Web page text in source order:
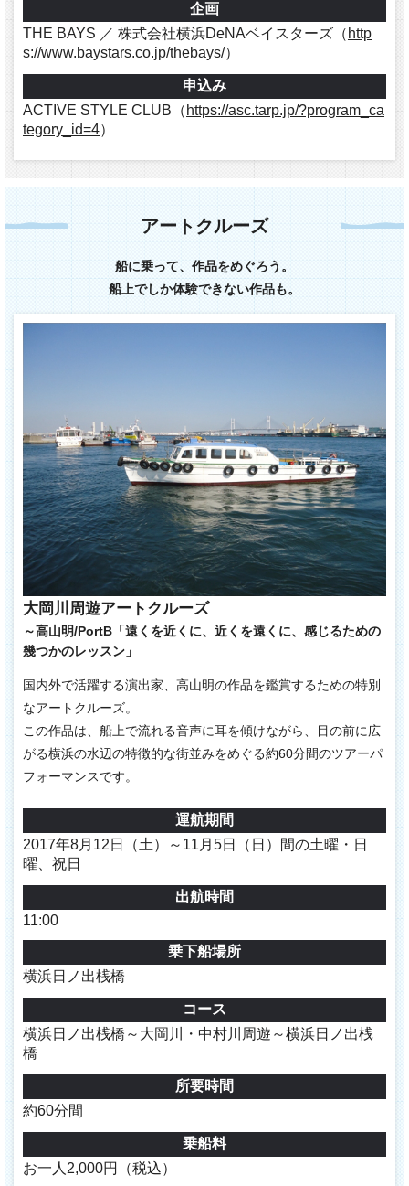
企画
THE BAYS ／ 株式会社横浜DeNAベイスターズ（ http
s://www.baystars.co.jp/thebays/）
申込み
ACTIVE STYLE CLUB（ https://asc.tarp.jp/?program_ca
tegory_id=4）
アートクルーズ
船に乗って、作品をめぐろう。
船上でしか体験できない作品も。
大岡川周遊アートクルーズ
～高山明/PortB「遠くを近くに、近くを遠くに、感じるための
幾つかのレッスン」
国内外で活躍する演出家、高山明の作品を鑑賞するための特別
なアートクルーズ。
この作品は、船上で流れる音声に耳を傾けながら、目の前に広
がる横浜の水辺の特徴的な街並みをめぐる約60分間のツアーパ
フォーマンスです。
運航期間
2017年8月12日（土）～11月5日（日）間の土曜・日
曜、祝日
出航時間
11:00
乗下船場所
横浜日ノ出桟橋
コース
横浜日ノ出桟橋～大岡川・中村川周遊～横浜日ノ出桟
橋
所要時間
約60分間
乗船料
お一人2,000円（税込）